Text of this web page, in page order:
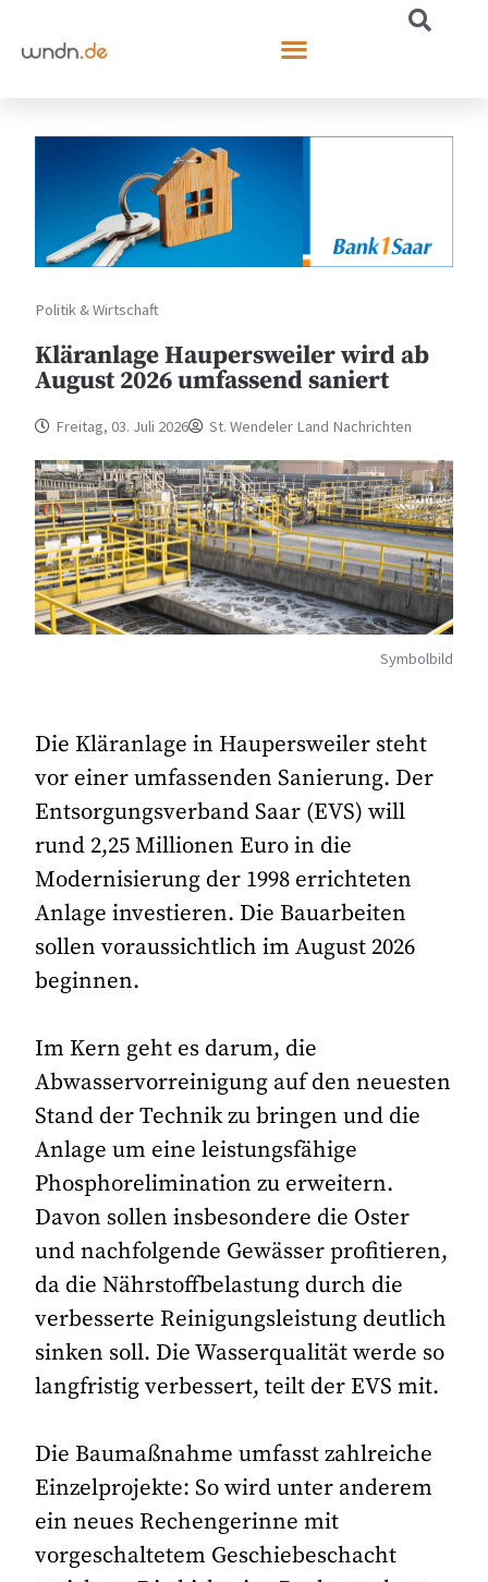
Politik & Wirtschaft
Kläranlage Haupersweiler wird ab
August 2026 umfassend saniert
Freitag, 03. Juli 2026 St. Wendeler Land Nachrichten
Symbolbild
Die Kläranlage in Haupersweiler steht
vor einer umfassenden Sanierung. Der
Entsorgungsverband Saar (EVS) will
rund 2,25 Millionen Euro in die
Modernisierung der 1998 errichteten
Anlage investieren. Die Bauarbeiten
sollen voraussichtlich im August 2026
beginnen.
Im Kern geht es darum, die
Abwasservorreinigung auf den neuesten
Stand der Technik zu bringen und die
Anlage um eine leistungsfähige
Phosphorelimination zu erweitern.
Davon sollen insbesondere die Oster
und nachfolgende Gewässer profitieren,
da die Nährstoffbelastung durch die
verbesserte Reinigungsleistung deutlich
sinken soll. Die Wasserqualität werde so
langfristig verbessert, teilt der EVS mit.
Die Baumaßnahme umfasst zahlreiche
Einzelprojekte: So wird unter anderem
ein neues Rechengerinne mit
vorgeschaltetem Geschiebeschacht